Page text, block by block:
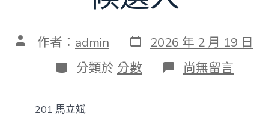
文 作者： admin 發
表
日
期
2026 年 2 月 19 日
分
類
分類於 分數 在
〈全
尚無留言
201 馬立斌